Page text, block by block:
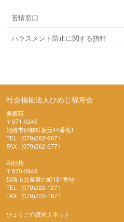
苦情窓口
ハラスメント防止に関する指針
社会福祉法人ひめじ福寿会
美郷苑
〒671-0246
姫路市四郷町坂元44番地1
TEL : (079)262-6671
FAX : (079)262-6771
和好苑
〒670-0948
姫路市北条宮の町131番地
TEL : (079)222-1271
FAX : (079)222-1871
ひょうご介護求人ネット